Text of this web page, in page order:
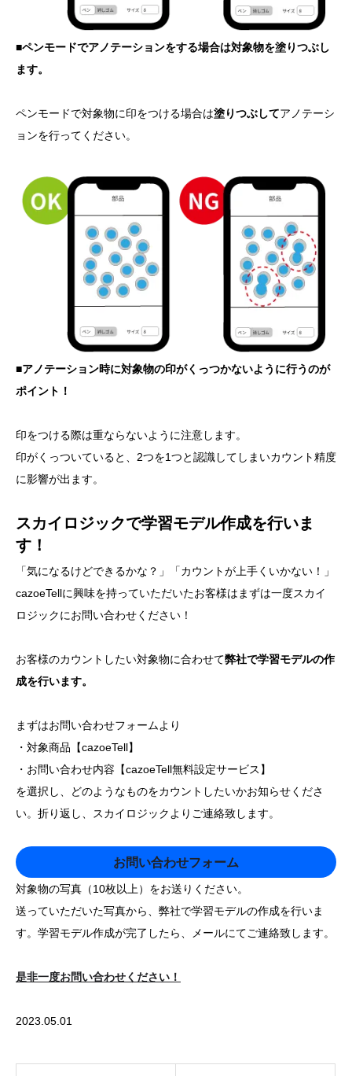
■ペンモードでアノテーションをする場合は対象物を塗りつぶし
ます。
ペンモードで対象物に印をつける場合は塗りつぶしてアノテーシ
ョンを行ってください。
■アノテーション時に対象物の印がくっつかないように行うのが
ポイント！
印をつける際は重ならないように注意します。
印がくっついていると、2つを1つと認識してしまいカウント精度
に影響が出ます。
スカイロジックで学習モデル作成を行いま
す！
「気になるけどできるかな？」「カウントが上手くいかない！」
cazoeTellに興味を持っていただいたお客様はまずは一度スカイ
ロジックにお問い合わせください！
お客様のカウントしたい対象物に合わせて弊社で学習モデルの作
成を行います。
まずはお問い合わせフォームより
・対象商品【cazoeTell】
・お問い合わせ内容【cazoeTell無料設定サービス】
を選択し、どのようなものをカウントしたいかお知らせくださ
い。折り返し、スカイロジックよりご連絡致します。
お問い合わせフォーム
対象物の写真（10枚以上）をお送りください。
送っていただいた写真から、弊社で学習モデルの作成を行いま
す。学習モデル作成が完了したら、メールにてご連絡致します。
是非一度お問い合わせください！
2023.05.01